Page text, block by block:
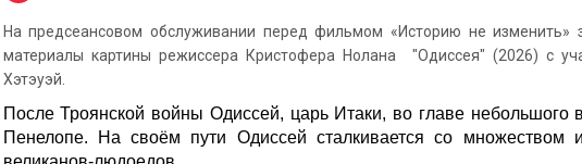
На предсеансовом обслуживании перед фильмом «Историю не изменить»
материалы картины режиссера Кристофера Нолана "Одиссея" (2026) с
Хэтэуэй.
После Троянской войны Одиссей, царь Итаки, во главе небольшого
Пенелопе. На своём пути Одиссей сталкивается со множеством